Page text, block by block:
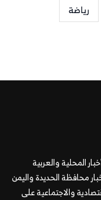
رياضة
المحلية والعربية
محافظة الحديدة واليمن
والاجتماعية على